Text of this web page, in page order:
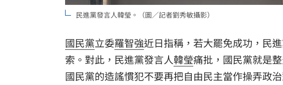
8國球員齊聚高雄 Formosa 7s掀足球熱潮
民進黨發言人韓瑩。（圖／記者劉秀敏攝影）
國民黨立委羅智強近日指稱，若大罷免成功，民
索。對此，民進黨發言人韓瑩痛批，國民黨就是
國民黨的造謠慣犯不要再把自由民主當作操弄政